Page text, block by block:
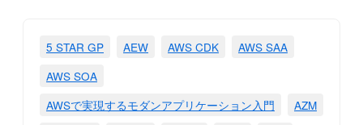
5 STAR GP AEW AWS CDK
AWS SAA
AWS SOA
AWSで実現するモダンアプリケーション入門
AZM